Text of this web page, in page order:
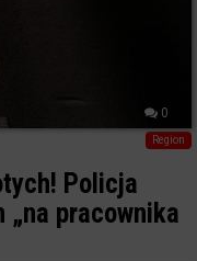
0
Region
Policja
pracownika